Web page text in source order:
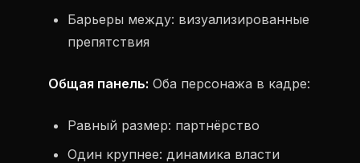
Барьеры между: визуализированные
препятствия
Общая панель: Оба персонажа в кадре:
Равный размер: партнёрство
Один крупнее: динамика власти